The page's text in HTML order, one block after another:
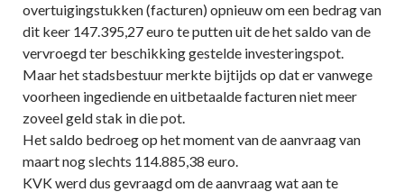
overtuigingstukken (facturen) opnieuw om een bedrag van
dit keer 147.395,27 euro te putten uit de het saldo van de
vervroegd ter beschikking gestelde investeringspot.
Maar het stadsbestuur merkte bijtijds op dat er vanwege
voorheen ingediende en uitbetaalde facturen niet meer
zoveel geld stak in die pot.
Het saldo bedroeg op het moment van de aanvraag van
maart nog slechts 114.885,38 euro.
KVK werd dus gevraagd om de aanvraag wat aan te